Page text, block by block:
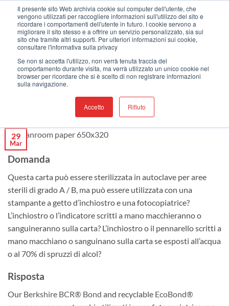
Il presente sito Web archivia cookie sul computer dell'utente, che
vengono utilizzati per raccogliere informazioni sull'utilizzo del sito e
ricordare i comportamenti dell'utente in futuro. I cookie servono a
migliorare il sito stesso e a offrire un servizio personalizzato, sia sul
sito che tramite altri supporti. Per ulteriori informazioni sui cookie,
consultare l'informativa sulla privacy
Se non si accetta l'utilizzo, non verrà tenuta traccia del
comportamento durante visita, ma verrà utilizzato un unico cookie nel
browser per ricordare che si è scelto di non registrare informazioni
sulla navigazione.
Accetto Rifiuto
contenuti
Benvenuti nel nostro nuovo sito web !
CARTA PER CAMERA BIANCA
Carta Per Camera Bianca – FAQ
PUBBLICATO IL MARZO 29, 2019
29
Mar
Domanda
Questa carta può essere sterilizzata in autoclave per aree
sterili di grado A / B, ma può essere utilizzata con una
stampante a getto d’inchiostro e una fotocopiatrice?
L’inchiostro o l’indicatore scritti a mano macchieranno o
sanguineranno sulla carta? L’inchiostro o il pennarello scritti a
mano macchiano o sanguinano sulla carta se esposti all’acqua
o al 70% di spruzzi di alcol?
Risposta
Our Berkshire BCR® Bond and recyclable EcoBond®